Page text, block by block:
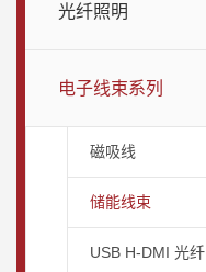
光纤照明
电子线束系列
磁吸线
储能线束
USB H-DMI 光纤